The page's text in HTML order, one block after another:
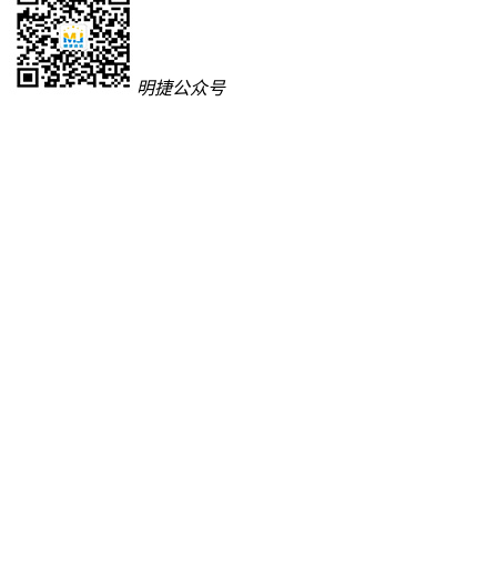
明捷公众号